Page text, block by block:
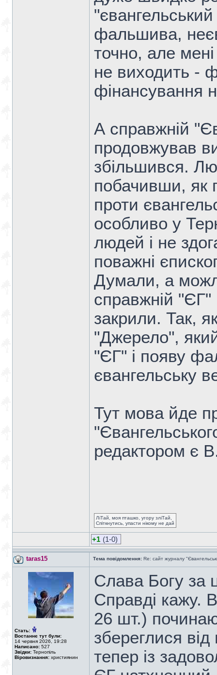
фальшива,
точно, але
не виходить -
фінансування
А справжній
продовжував
збільшився.
побачивши, як
проти
особливо у
людей і не
поважні
Думали, а
справжній
закрили. Так,
"Джерело",
"ЄГ" і появу
євангельську
Тут мова йде
редактором є
ЛіТай, моя пташко, угору зліТай,
Спіткнутись, упасти нікому не дай
+1 (1-0)
taras15 Тема повідомлення: Re: сайт журналу
Стать:
Востаннє тут були:
14 червня 2026, 19:28
Написано: 527
Звідки: Тернопіль
Віровизнання: християнин
Слава Богу за
Справді кажу.
26 шт.)
збереглися від
тепер із